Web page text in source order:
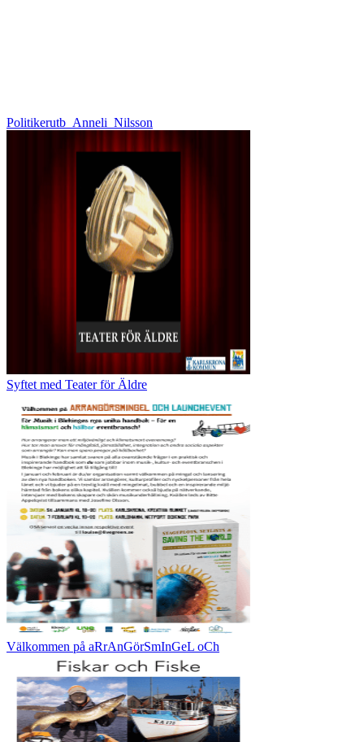
Politikerutb_Anneli_Nilsson
Syftet med Teater för Äldre
Välkommen på aRrAnGörSmInGeL oCh